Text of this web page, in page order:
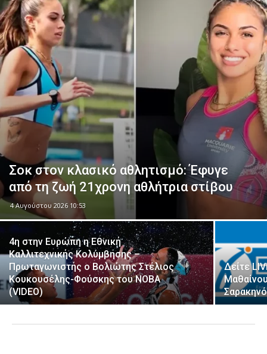
Σοκ στον κλασικό αθλητισμό: Έφυγε
από τη ζωή 21χρονη αθλήτρια στίβου
4 Αυγούστου 2026 10:53
4η στην Ευρώπη η Εθνική
Καλλιτεχνικής Κολύμβησης –
Πρωταγωνιστής ο Βολιώτης Στέλιος
Κουκουσέλης-Φούσκης του ΝΟΒΑ
(VIDEO)
Δείτε